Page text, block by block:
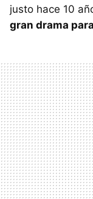
justo hace 10
gran drama